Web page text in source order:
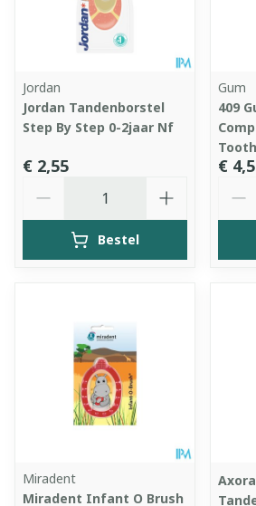
Jordan
Jordan Tandenborstel
Step By Step 0-2jaar Nf
€ 2,55
Bestel
Gum
409
€
Miradent
Miradent Infant O Brush